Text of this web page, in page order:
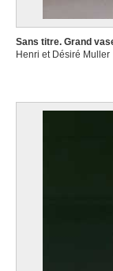
Sans titre. Grand
Henri et Désiré Muller